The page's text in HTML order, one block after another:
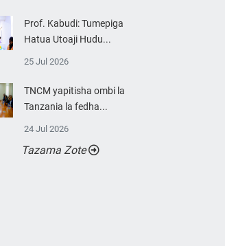
Prof. Kabudi: Tumepiga
Hatua Utoaji Hudu...
25 Jul 2026
TNCM yapitisha ombi la
Tanzania la fedha...
24 Jul 2026
Tazama Zote